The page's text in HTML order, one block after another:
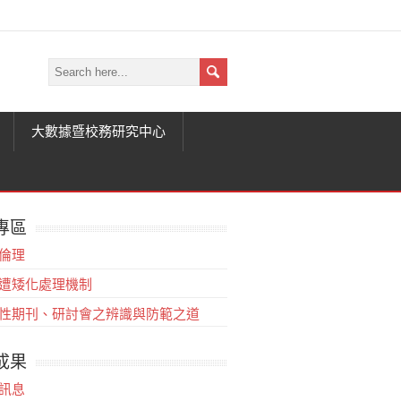
大數據暨校務研究中心
區
理
矮化處理機制
期刊、研討會之辨識與防範之道
果
息